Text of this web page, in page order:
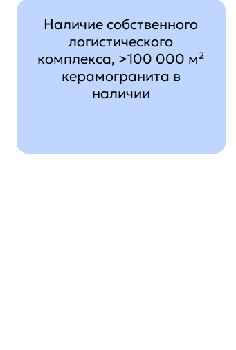
Наличие собственного
логистического
комплекса, >100 000 м²
керамогранита в
наличии